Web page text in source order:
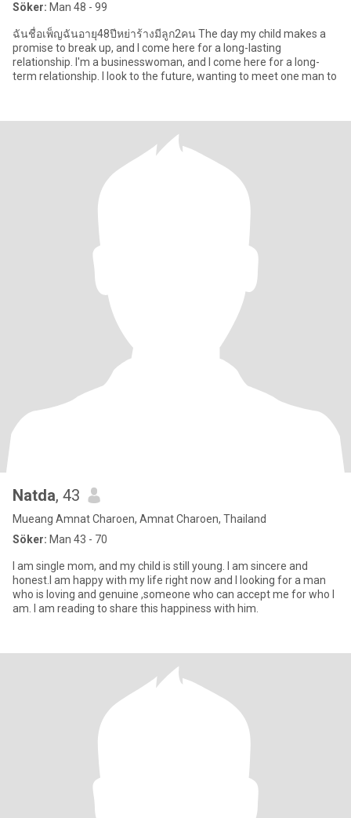
Söker: Man 48 - 99
ฉันชื่อเพ็ญฉันอายุ48ปีหย่าร้างมีลูก2คน The day my child makes a
promise to break up, and I come here for a long-lasting
relationship. I'm a businesswoman, and I come here for a long-
term relationship. I look to the future, wanting to meet one man to
Natda, 43
Mueang Amnat Charoen, Amnat Charoen, Thailand
Söker: Man 43 - 70
I am single mom, and my child is still young. I am sincere and
honest.I am happy with my life right now and I looking for a man
who is loving and genuine ,someone who can accept me for who I
am. I am reading to share this happiness with him.